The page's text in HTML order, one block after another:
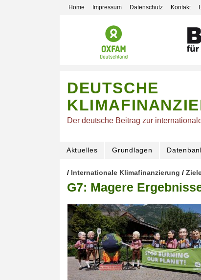
DEUTSCHE
Der deutsche Beitrag zur
Aktuelles Grundlagen
/ Internationale Klimafinanzierung /
G7: Magere
Home Impressum Datenschutz Kontakt